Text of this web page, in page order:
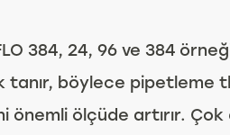
384, 24, 96 ve 384
tanır, böylece pipetleme
önemli ölçüde artırır.